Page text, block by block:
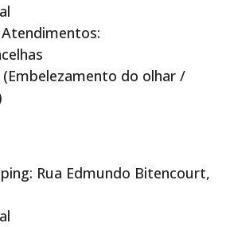
Atendimentos:
do olhar /
Rua Edmundo Bitencourt,